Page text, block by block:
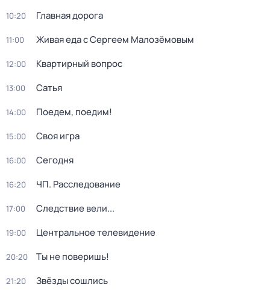
10:20 Главная дорога
11:00 Живая еда с Сергеем Малозёмовым
12:00 Квартирный вопрос
13:00 Сатья
14:00 Поедем, поедим!
15:00 Своя игра
16:00 Сегодня
16:20 ЧП. Расследование
17:00 Следствие вели...
19:00 Центральное телевидение
20:20 Ты не поверишь!
21:20 Звёзды сошлись